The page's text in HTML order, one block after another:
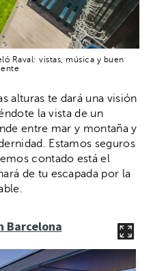
Raval: vistas, música y buen
alturas te dará una visión
la vista de un
entre mar y montaña y
Estamos seguros
contado está el
de tu escapada por la
Barcelona